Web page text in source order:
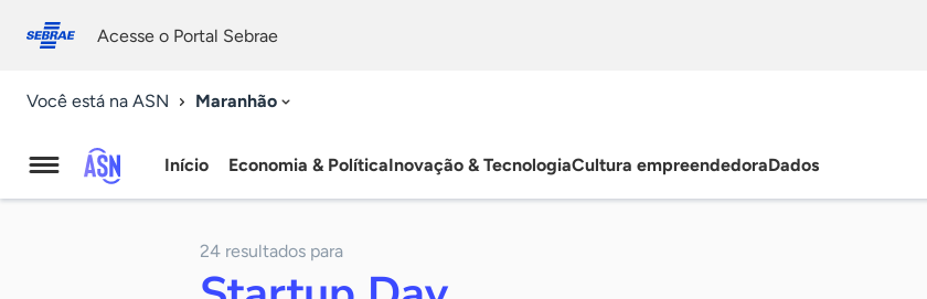
conosco
Acesse o Portal Sebrae
Você está na ASN Maranhão
Agência
Início Economia & PolíticaInovação & TecnologiaCultura empreendedoraDados
24 resultados para